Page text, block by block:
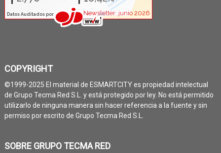
COPYRIGHT
©1999-2025 El material de ESMARTCITY es propiedad intelectual
de Grupo Tecma Red S.L. y está protegido por ley. No está permitido
utilizarlo de ninguna manera sin hacer referencia a la fuente y sin
permiso por escrito de Grupo Tecma Red S.L.
SOBRE GRUPO TECMA RED